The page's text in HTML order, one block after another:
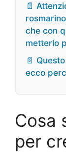
📄
che con
metterlo
📄
ecco
Cosa
per